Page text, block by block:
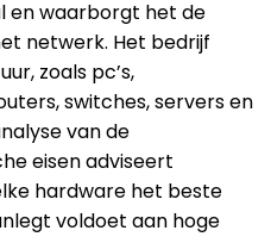
en waarborgt het de
netwerk. Het bedrijf
zoals pc’s,
switches, servers en
van de
eisen adviseert
hardware het beste
voldoet aan hoge